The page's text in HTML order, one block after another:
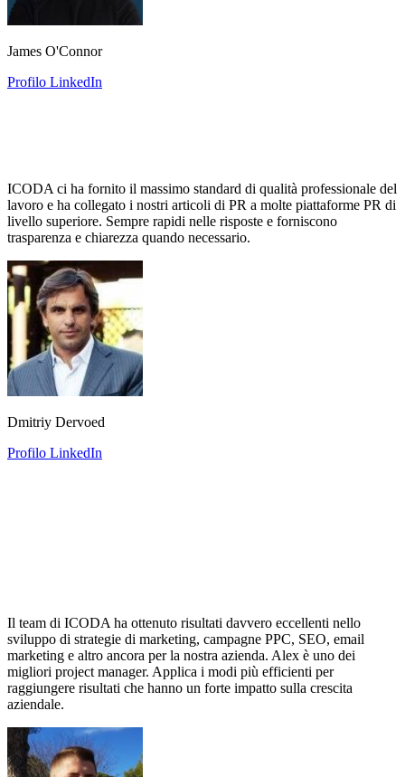
James O'Connor
Profilo LinkedIn
ICODA ci ha fornito il massimo standard di qualità professionale del
lavoro e ha collegato i nostri articoli di PR a molte piattaforme PR di
livello superiore. Sempre rapidi nelle risposte e forniscono
trasparenza e chiarezza quando necessario.
Dmitriy Dervoed
Profilo LinkedIn
Il team di ICODA ha ottenuto risultati davvero eccellenti nello
sviluppo di strategie di marketing, campagne PPC, SEO, email
marketing e altro ancora per la nostra azienda. Alex è uno dei
migliori project manager. Applica i modi più efficienti per
raggiungere risultati che hanno un forte impatto sulla crescita
aziendale.